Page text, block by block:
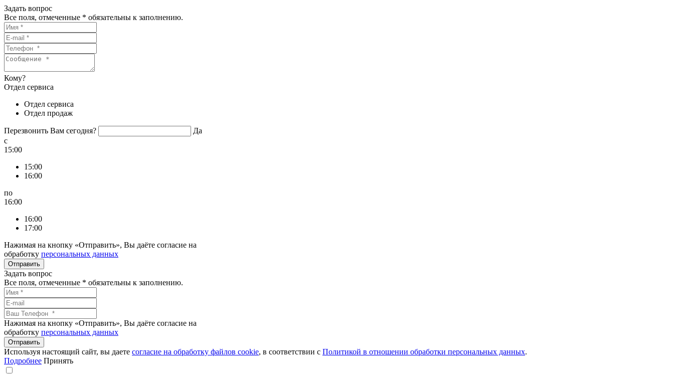
Задать вопрос
Все поля, отмеченные * обязательны к заполнению.
Кому?
Отдел сервиса
Отдел сервиса
Отдел продаж
Перезвонить Вам сегодня?
Да
c
15:00
15:00
16:00
по
16:00
16:00
17:00
Нажимая на кнопку «Отправить», Вы даёте согласие на
обработку персональных данных
Задать вопрос
Все поля, отмеченные * обязательны к заполнению.
Нажимая на кнопку «Отправить», Вы даёте согласие на
обработку персональных данных
Используя настоящий сайт, вы даете согласие на обработку файлов сookie, в соответствии с Политикой в отношении обработки персональных данных.
Подробнее Принять